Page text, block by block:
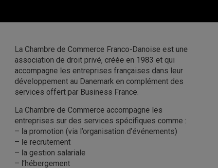
La Chambre de Commerce Franco-Danoise est une
association de droit privé, créée en 1983 et qui
accompagne les entreprises françaises dans leur
développement au Danemark en complément des
services offert par Business France.
La Chambre de Commerce accompagne les
entreprises sur des services spécifiques comme :
– la promotion (via l’organisation d’événements)
– le recrutement
– la gestion salariale
– l’hébergement